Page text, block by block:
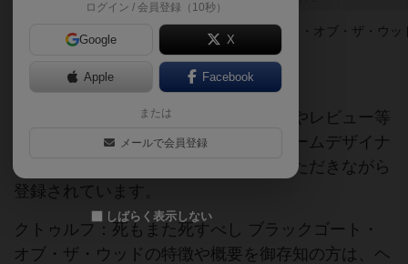
ご協力ください
当サイトに掲載されている作品説明文やレビュー等
の情報は、ボドゲーマ運営事務局・ゲームデザイナ
ーご本人様・有志の皆様にご協力をいただきながら
登録されています。
クトゥルフ：死もまた死すべし ブラックゴート・
オブ・ザ・ウッドの特徴や概要を御存知の方は、ヘ
ログイン / 会員登録（10秒）
Google X
Apple Facebook
または
メールで会員登録
しばらく表示しない